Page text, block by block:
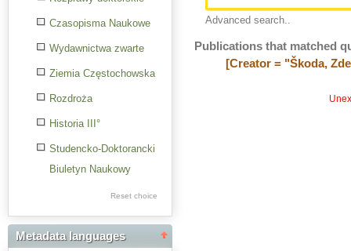
Czasopisma Naukowe
Wydawnictwa zwarte
Ziemia Częstochowska
Rozdroża
Historia III°
Studencko-Doktorancki
Biuletyn Naukowy
Res Academicae
Science Project Scripts
Biuletyn Informacyjny
Reset choice
Metadata languages
Advanced search..
Publications that matched
[Creator = "Škoda,